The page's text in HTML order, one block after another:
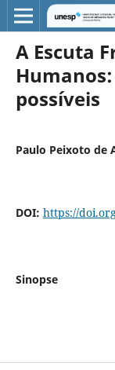
A Escuta
possíveis
Paulo Peixoto de
DOI: https://
Sinopse